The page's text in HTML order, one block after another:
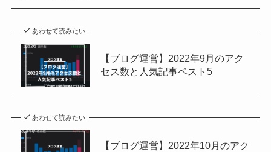
あわせて読みたい
【ブログ運営】2022年9月のアク
セス数と人気記事ベスト5
あわせて読みたい
【ブログ運営】2022年10月のアク